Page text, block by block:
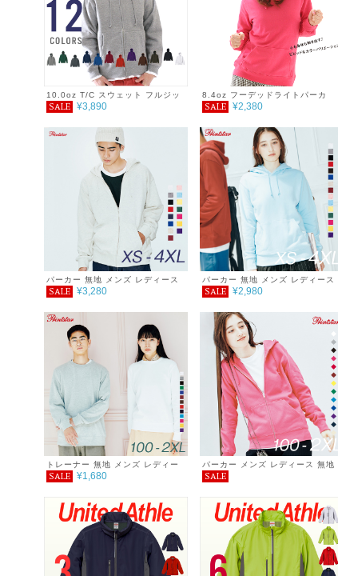
10.0oz T/C スウェット フルジッ
プパーカ 無地 メンズ レディース
SALE ¥3,890
8.4oz フーデッドライトパーカ
SALE ¥2,380
パーカー 無地 メンズ レディース
シンプル カジュアル おしゃれ 重
カー 裏毛 9.7オンス あったか ゆ
ったり 春 秋 冬 巣ごもり
SALE ¥3,280
パーカー 無地 メンズ レディース
シンプル カジュアル おしゃれ 重
ーパーカー 裏毛 9.7オンス あった
か ゆったり 春 秋 冬 巣ごもり
SALE ¥2,980
トレーナー 無地 メンズ レディー
ス キッズ シンプル カジュアル お
ゆったり 春 秋 巣ごもり プチプラ
コーデ
SALE ¥1,680
パーカー メンズ レディース 無地
シンプル キッズ カジュアル おし
り 春 秋 巣ごもり プチプラ コーデ
SALE